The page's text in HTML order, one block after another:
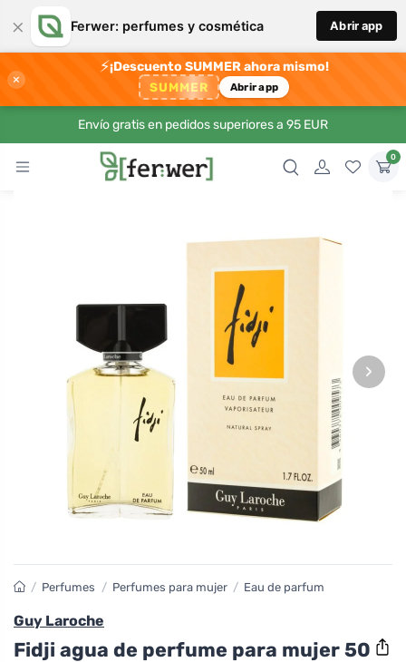
× Ferwer: perfumes y cosmética Abrir app
×
⚡¡Descuento SUMMER ahora mismo!
SUMMER Abrir app
Envío gratis en pedidos superiores a 95 EUR
0
›
/ Perfumes / Perfumes para mujer / Eau de parfum
Guy Laroche
Fidji agua de perfume para mujer 50